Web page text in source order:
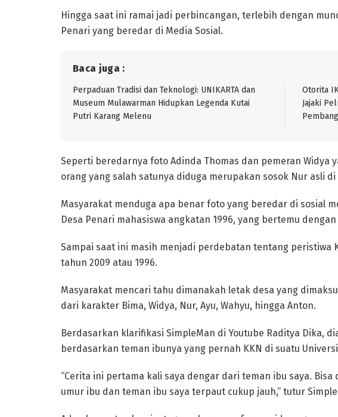
Hingga saat ini ramai jadi perbincangan, terlebih dengan
Penari yang beredar di Media Sosial.
Baca juga :
Perpaduan Tradisi dan Teknologi: UNIKARTA dan
Museum Mulawarman Hidupkan Legenda Kutai
Putri Karang Melenu
Otorita
Jajaki
Seperti beredarnya foto Adinda Thomas dan pemeran Widya
orang yang salah satunya diduga merupakan sosok Nur asli
Masyarakat menduga apa benar foto yang beredar di sosial
Desa Penari mahasiswa angkatan 1996, yang bertemu
Sampai saat ini masih menjadi perdebatan tentang peristiwa
tahun 2009 atau 1996.
Masyarakat mencari tahu dimanakah letak desa yang
dari karakter Bima, Widya, Nur, Ayu, Wahyu, hingga Anton.
Berdasarkan klarifikasi SimpleMan di Youtube Raditya Dika,
berdasarkan teman ibunya yang pernah KKN di suatu
“Cerita ini pertama kali saya dengar dari teman ibu saya.
umur ibu dan teman ibu saya terpaut cukup jauh,” tutur